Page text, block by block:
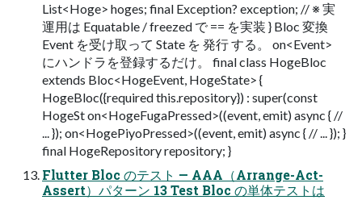
List<Hoge> hoges; final Exception? exception; // ※ 実
運用は Equatable / freezed で == を実装 } Bloc 変換
Event を受け取って State を 発行 する。 on<Event>
にハンドラを登録するだけ。 final class HogeBloc
extends Bloc<HogeEvent, HogeState> {
HogeBloc({required this.repository}) : super(const
HogeSt on<HogeFugaPressed>((event, emit) async { //
... }); on<HogePiyoPressed>((event, emit) async { // ... }); }
final HogeRepository repository; }
Flutter Bloc のテスト — AAA（Arrange-Act-
Assert）パターン 13 Test Bloc の単体テストは